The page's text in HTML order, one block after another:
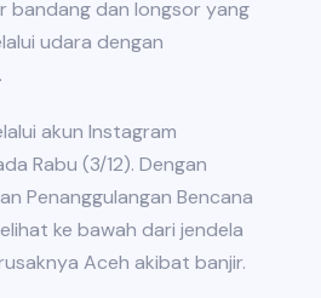
bandang dan longsor yang
udara dengan
akun Instagram
Rabu (3/12). Dengan
Penanggulangan Bencana
ke bawah dari jendela
Aceh akibat banjir.